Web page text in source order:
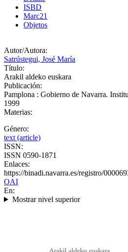
ISBD
Marc21
Objetos
Autor/Autora:
Satrústegui, José María
Título:
Arakil aldeko euskara
Publicación:
Pamplona : Gobierno de Navarra.
1999
Materias:
Género:
text (article)
ISSN:
ISSN 0590-1871
Enlaces:
https://binadi.navarra.es/registro/
OAI
En:
Mostrar nivel superior